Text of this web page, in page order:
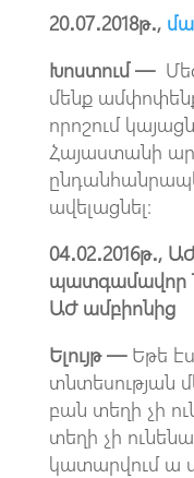
20․07․2018թ․,
Խոստում —
մենք
որոշում
Հայաստանի
ավելացնել։
04․02․2016թ․,
պատգամավոր
ԱԺ ամբիոնից
Ելույթ —Եթե էս
տնտեսության
բան տեղի չի
տեղի չի
կատարվում ա